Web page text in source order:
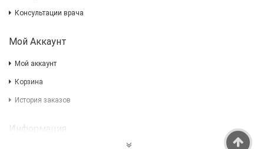
Консультации врача
Мой Аккаунт
Мой аккаунт
Корзина
История заказов
Информация